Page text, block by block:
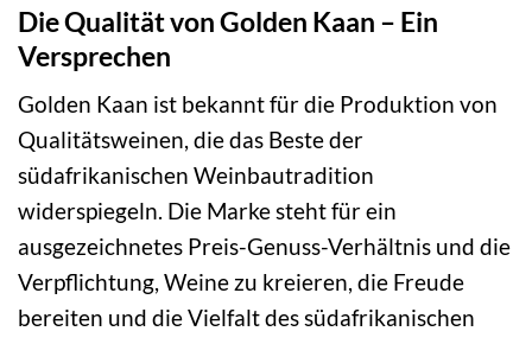
Die Qualität von Golden Kaan – Ein
Versprechen
Golden Kaan ist bekannt für die Produktion von
Qualitätsweinen, die das Beste der
südafrikanischen Weinbautradition
widerspiegeln. Die Marke steht für ein
ausgezeichnetes Preis-Genuss-Verhältnis und die
Verpflichtung, Weine zu kreieren, die Freude
bereiten und die Vielfalt des südafrikanischen